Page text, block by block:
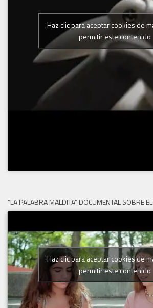
Haz clic para aceptar cookies de
permitir este contenido
“LA PALABRA MALDITA” DOCUMENTAL SOBRE
Haz clic para aceptar cookies de
permitir este contenido